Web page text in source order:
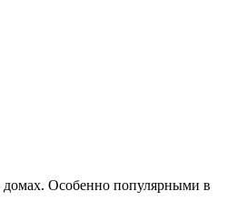
домах. Особенно популярными в